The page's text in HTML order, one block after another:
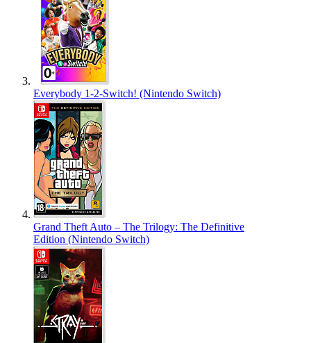
Everybody 1-2-Switch! (Nintendo Switch)
Grand Theft Auto – The Trilogy: The Definitive
Edition (Nintendo Switch)